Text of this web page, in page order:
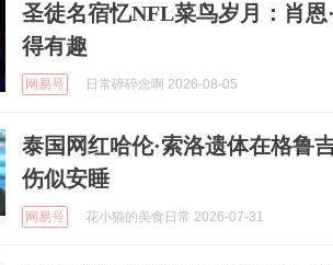
圣徒名宿忆NFL菜鸟岁月：肖恩
得有趣
网易号 日常碎碎念啊 2026-08-05
泰国网红哈伦·索洛遗体在格鲁
伤似安睡
网易号 花小猫的美食日常 2026-07-31